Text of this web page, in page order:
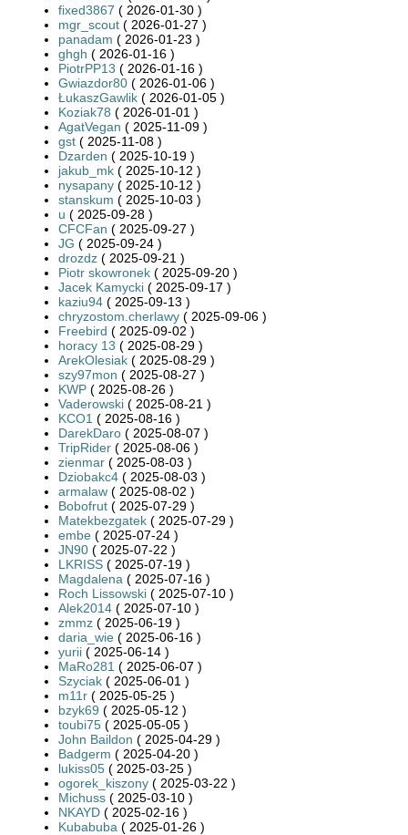
fixed3867 ( 2026-01-30 )
mgr_scout ( 2026-01-27 )
panadam ( 2026-01-23 )
ghgh ( 2026-01-16 )
PiotrPP13 ( 2026-01-16 )
Gwiazdor80 ( 2026-01-06 )
ŁukaszGawlik ( 2026-01-05 )
Koziak78 ( 2026-01-01 )
AgatVegan ( 2025-11-09 )
gst ( 2025-11-08 )
Dzarden ( 2025-10-19 )
jakub_mk ( 2025-10-12 )
nysapany ( 2025-10-12 )
stanskum ( 2025-10-03 )
u ( 2025-09-28 )
CFCFan ( 2025-09-27 )
JG ( 2025-09-24 )
drozdz ( 2025-09-21 )
Piotr skowronek ( 2025-09-20 )
Jacek Kamycki ( 2025-09-17 )
kaziu94 ( 2025-09-13 )
chryzostom.cherlawy ( 2025-09-06 )
Freebird ( 2025-09-02 )
horacy 13 ( 2025-08-29 )
ArekOlesiak ( 2025-08-29 )
szy97mon ( 2025-08-27 )
KWP ( 2025-08-26 )
Vaderowski ( 2025-08-21 )
KCO1 ( 2025-08-16 )
DarekDaro ( 2025-08-07 )
TripRider ( 2025-08-06 )
zienmar ( 2025-08-03 )
Dziobakc4 ( 2025-08-03 )
armalaw ( 2025-08-02 )
Bobofrut ( 2025-07-29 )
Matekbezgatek ( 2025-07-29 )
embe ( 2025-07-24 )
JN90 ( 2025-07-22 )
LKRISS ( 2025-07-19 )
Magdalena ( 2025-07-16 )
Roch Lissowski ( 2025-07-10 )
Alek2014 ( 2025-07-10 )
zmmz ( 2025-06-19 )
daria_wie ( 2025-06-16 )
yurii ( 2025-06-14 )
MaRo281 ( 2025-06-07 )
Szyciak ( 2025-06-01 )
m11r ( 2025-05-25 )
bzyk69 ( 2025-05-12 )
toubi75 ( 2025-05-05 )
John Baildon ( 2025-04-29 )
Badgerm ( 2025-04-20 )
lukiss05 ( 2025-03-25 )
ogorek_kiszony ( 2025-03-22 )
Michuss ( 2025-03-10 )
NKAYD ( 2025-02-16 )
Kubabuba ( 2025-01-26 )